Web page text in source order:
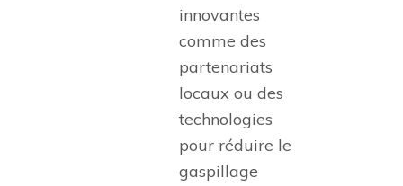
innovantes
comme des
partenariats
locaux ou des
technologies
pour réduire le
gaspillage